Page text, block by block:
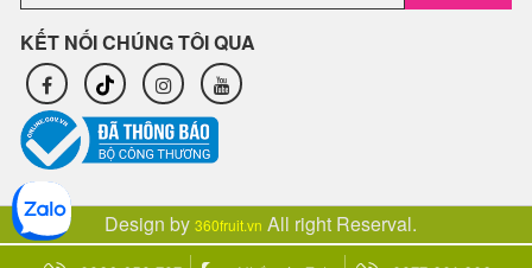
KẾT NỐI CHÚNG TÔI QUA
Design by 360fruit.vn All right Reserval.